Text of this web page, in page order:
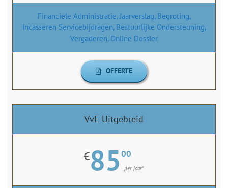
Financiële Administratie, Jaarverslag, Begroting,
Incasseren Servicebijdragen, Bestuurlijke Ondersteuning,
Vergaderen, Online Dossier
OFFERTE
VvE Uitgebreid
€8500
per jaar*